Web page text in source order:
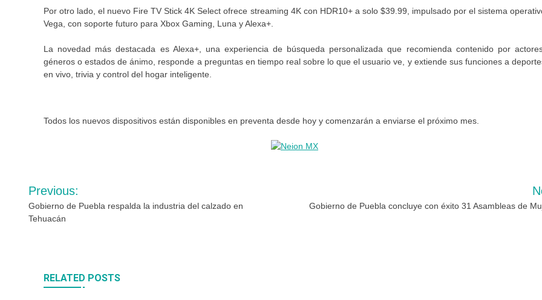
Por otro lado, el nuevo Fire TV Stick 4K Select ofrece streaming 4K con HDR10+ a solo $39.99, impulsado por el sistema
Vega, con soporte futuro para Xbox Gaming, Luna y Alexa+.
La novedad más destacada es Alexa+, una experiencia de búsqueda personalizada que recomienda contenido por
géneros o estados de ánimo, responde a preguntas en tiempo real sobre lo que el usuario ve, y extiende sus funciones a
en vivo, trivia y control del hogar inteligente.
Todos los nuevos dispositivos están disponibles en preventa desde hoy y comenzarán a enviarse el próximo mes.
Navegación
de
Previous:
Gobierno de Puebla respalda la industria del calzado en
Tehuacán
Gobierno de Puebla concluye con éxito 31 Asambleas de
RELATED POSTS